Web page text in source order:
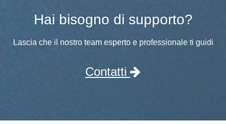
Hai bisogno di supporto?
Lascia che il nostro team esperto e professionale ti guidi
Contatti